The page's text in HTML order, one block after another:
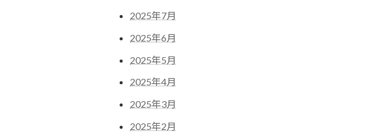
2025年7月
2025年6月
2025年5月
2025年4月
2025年3月
2025年2月